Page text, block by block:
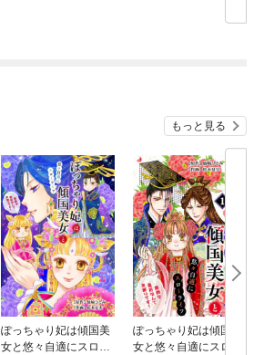
もっと見る
ぽっちゃり妃は傾国美
女と悠々自適にスロー
ぽっちゃり妃は傾国美
女と悠々自適にスロー